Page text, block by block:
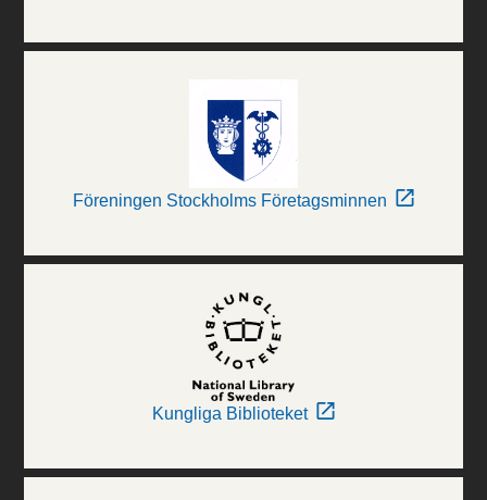
Föreningen Stockholms Företagsminnen
Kungliga Biblioteket